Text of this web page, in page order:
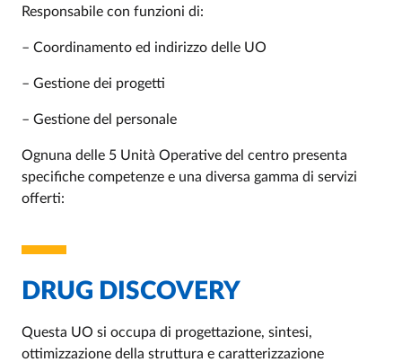
Responsabile con funzioni di:
– Coordinamento ed indirizzo delle UO
– Gestione dei progetti
– Gestione del personale
Ognuna delle 5 Unità Operative del centro presenta
specifiche competenze e una diversa gamma di servizi
offerti:
DRUG DISCOVERY
Questa UO si occupa di progettazione, sintesi,
ottimizzazione della struttura e caratterizzazione